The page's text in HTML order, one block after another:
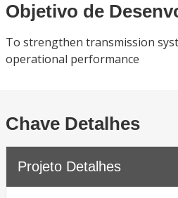
Objetivo de
To strengthen transmission
operational performance
Chave Detalhes
Projeto Detalhes